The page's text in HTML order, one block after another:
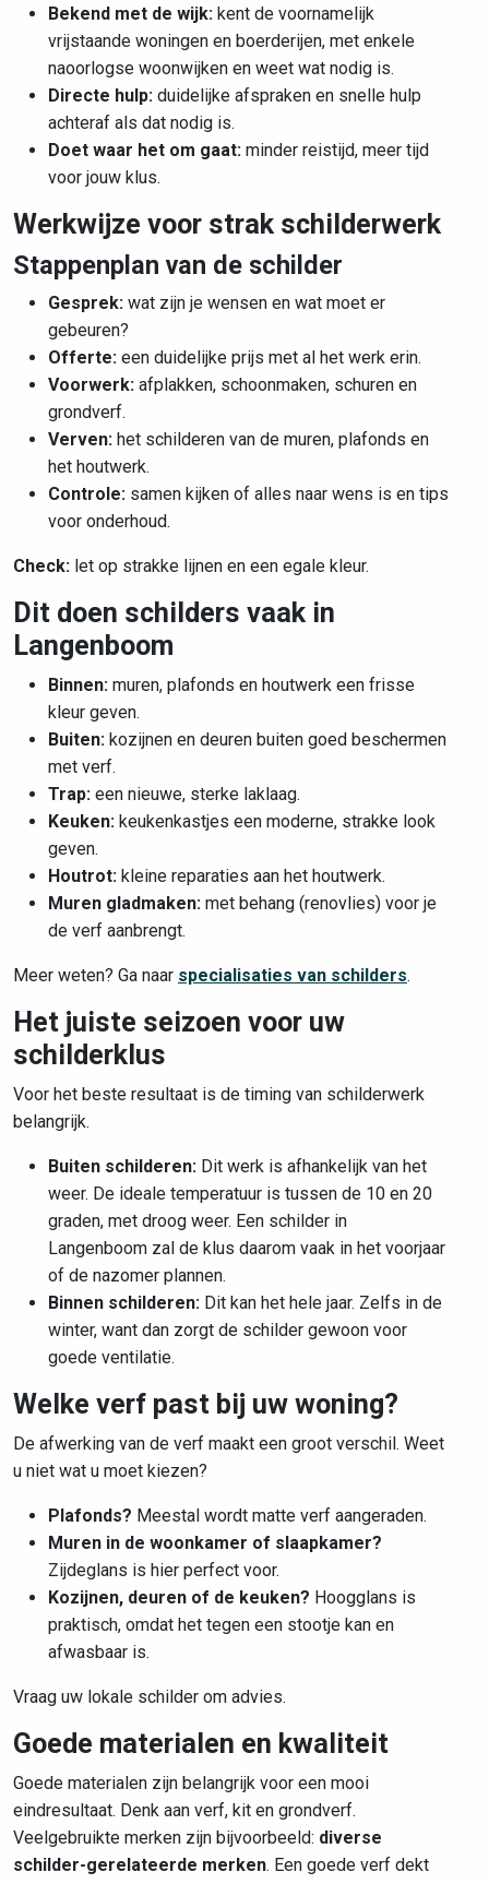
Bekend met de wijk: kent de voornamelijk
vrijstaande woningen en boerderijen, met enkele
naoorlogse woonwijken en weet wat nodig is.
Directe hulp: duidelijke afspraken en snelle hulp
achteraf als dat nodig is.
Doet waar het om gaat: minder reistijd, meer tijd
voor jouw klus.
Werkwijze voor strak schilderwerk
Stappenplan van de schilder
Gesprek: wat zijn je wensen en wat moet er
gebeuren?
Offerte: een duidelijke prijs met al het werk erin.
Voorwerk: afplakken, schoonmaken, schuren en
grondverf.
Verven: het schilderen van de muren, plafonds en
het houtwerk.
Controle: samen kijken of alles naar wens is en tips
voor onderhoud.
Check: let op strakke lijnen en een egale kleur.
Dit doen schilders vaak in
Langenboom
Binnen: muren, plafonds en houtwerk een frisse
kleur geven.
Buiten: kozijnen en deuren buiten goed beschermen
met verf.
Trap: een nieuwe, sterke laklaag.
Keuken: keukenkastjes een moderne, strakke look
geven.
Houtrot: kleine reparaties aan het houtwerk.
Muren gladmaken: met behang (renovlies) voor je
de verf aanbrengt.
Meer weten? Ga naar specialisaties van schilders.
Het juiste seizoen voor uw
schilderklus
Voor het beste resultaat is de timing van schilderwerk
belangrijk.
Buiten schilderen: Dit werk is afhankelijk van het
weer. De ideale temperatuur is tussen de 10 en 20
graden, met droog weer. Een schilder in
Langenboom zal de klus daarom vaak in het voorjaar
of de nazomer plannen.
Binnen schilderen: Dit kan het hele jaar. Zelfs in de
winter, want dan zorgt de schilder gewoon voor
goede ventilatie.
Welke verf past bij uw woning?
De afwerking van de verf maakt een groot verschil. Weet
u niet wat u moet kiezen?
Plafonds? Meestal wordt matte verf aangeraden.
Muren in de woonkamer of slaapkamer?
Zijdeglans is hier perfect voor.
Kozijnen, deuren of de keuken? Hoogglans is
praktisch, omdat het tegen een stootje kan en
afwasbaar is.
Vraag uw lokale schilder om advies.
Goede materialen en kwaliteit
Goede materialen zijn belangrijk voor een mooi
eindresultaat. Denk aan verf, kit en grondverf.
Veelgebruikte merken zijn bijvoorbeeld: diverse
schilder-gerelateerde merken. Een goede verf dekt